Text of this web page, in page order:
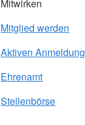
Mitwirken
Mitglied werden
Aktiven Anmeldung
Ehrenamt
Stellenbörse